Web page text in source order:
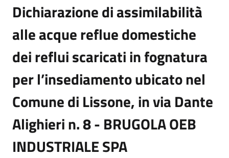
Dichiarazione di assimilabilità
alle acque reflue domestiche
dei reflui scaricati in fognatura
per l’insediamento ubicato nel
Comune di Lissone, in via Dante
Alighieri n. 8 - BRUGOLA OEB
INDUSTRIALE SPA